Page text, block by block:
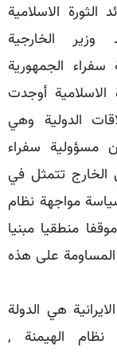
الاسلامية
الخارجية
سفراء الجمهورية
الاسلامية أوجدت
الدولية وهي
مسؤولية سفراء
الخارج تتمثل في
مواجهة نظام
منطقيا مبنيا
على هذه
هي الدولة
نظام الهيمنة ,